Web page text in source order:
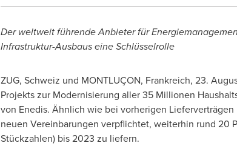
Der weltweit führende Anbieter für
Infrastruktur-Ausbaus eine Schlüsselrolle
ZUG, Schweiz und MONTLUÇON, Frankreich, 23.
Projekts zur Modernisierung aller 35 Millionen
von Enedis. Ähnlich wie bei vorherigen
neuen Vereinbarungen verpflichtet, weiterhin rund 20
Stückzahlen) bis 2023 zu liefern.